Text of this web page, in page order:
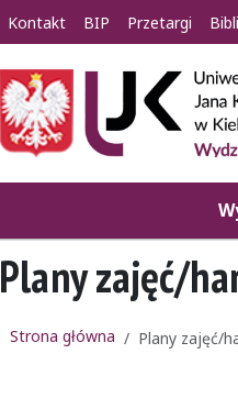
Kontakt BIP Przetargi
Plany zajęć/
Strona główna Plany zajęć/